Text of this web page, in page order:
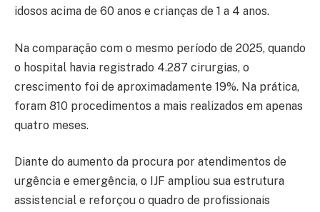
idosos acima de 60 anos e crianças de 1 a 4 anos.
Na comparação com o mesmo período de 2025, quando
o hospital havia registrado 4.287 cirurgias, o
crescimento foi de aproximadamente 19%. Na prática,
foram 810 procedimentos a mais realizados em apenas
quatro meses.
Diante do aumento da procura por atendimentos de
urgência e emergência, o IJF ampliou sua estrutura
assistencial e reforçou o quadro de profissionais